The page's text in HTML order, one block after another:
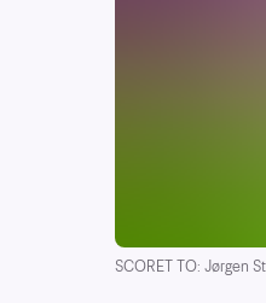
SCORET TO: Jørgen